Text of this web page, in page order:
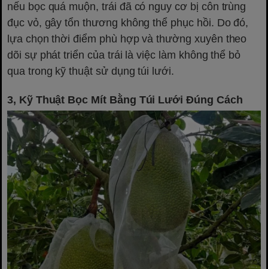
nếu bọc quá muộn, trái đã có nguy cơ bị côn trùng
đục vỏ, gây tổn thương không thể phục hồi. Do đó,
lựa chọn thời điểm phù hợp và thường xuyên theo
dõi sự phát triển của trái là việc làm không thể bỏ
qua trong kỹ thuật sử dụng túi lưới.
3, Kỹ Thuật Bọc Mít Bằng Túi Lưới Đúng Cách